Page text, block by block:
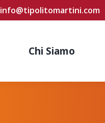
info@tipolitomartini.com
Chi Siamo